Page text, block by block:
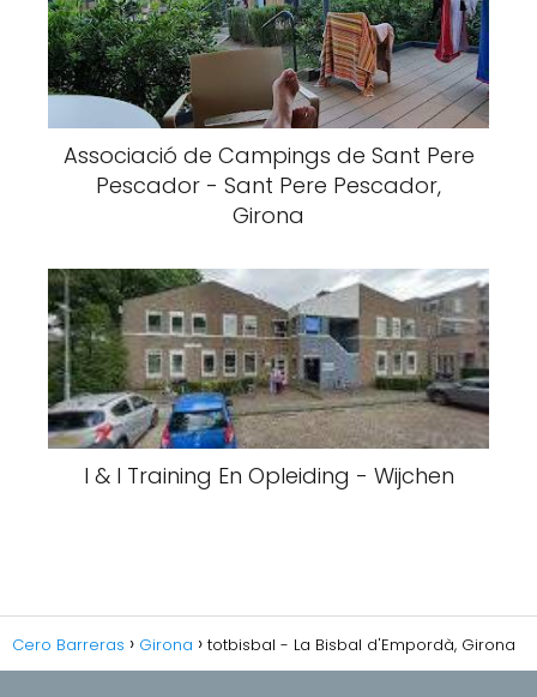
Associació de Campings de Sant Pere
Pescador - Sant Pere Pescador,
Girona
I & I Training En Opleiding - Wijchen
Cero Barreras Girona totbisbal - La Bisbal d'Empordà, Girona